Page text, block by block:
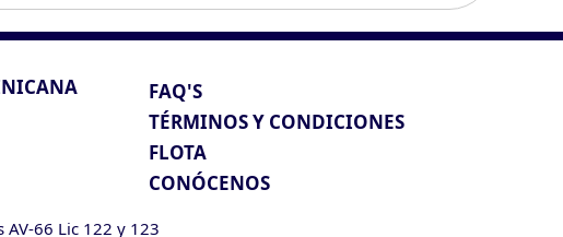
FAQ'S
TÉRMINOS Y CONDICIONES
FLOTA
CONÓCENOS
AV-66 Lic 122 y 123